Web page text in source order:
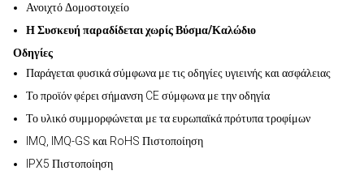
Ανοιχτό Δομοστοιχείο
Η Συσκευή παραδίδεται χωρίς Βύσμα/Καλώδιο
Οδηγίες
Παράγεται φυσικά σύμφωνα με τις οδηγίες υγιεινής και ασφάλειας
Το προϊόν φέρει σήμανση CE σύμφωνα με την οδηγία
Το υλικό συμμορφώνεται με τα ευρωπαϊκά πρότυπα τροφίμων
IMQ, IMQ-GS και RoHS Πιστοποίηση
IPX5 Πιστοποίηση